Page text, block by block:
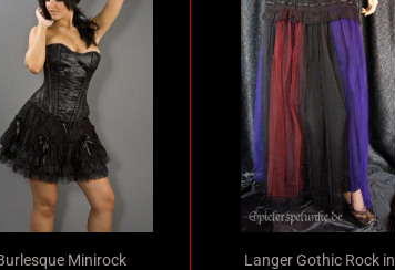
Minirock
Langer Gothic Rock in